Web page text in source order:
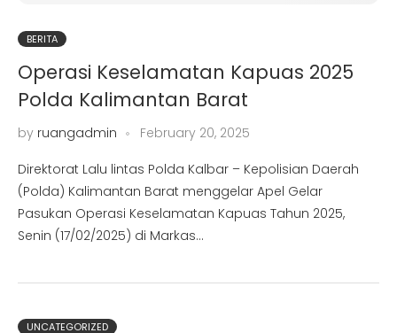
BERITA
Operasi Keselamatan Kapuas 2025
Polda Kalimantan Barat
by ruangadmin February 20, 2025
Direktorat Lalu lintas Polda Kalbar – Kepolisian Daerah
(Polda) Kalimantan Barat menggelar Apel Gelar
Pasukan Operasi Keselamatan Kapuas Tahun 2025,
Senin (17/02/2025) di Markas…
UNCATEGORIZED